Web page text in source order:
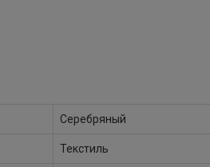
Серебряный
Текстиль